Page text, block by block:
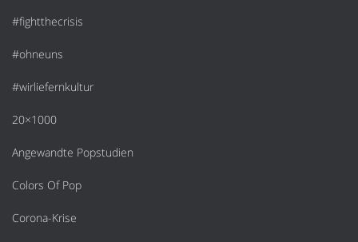
#fightthecrisis
#ohneuns
#wirliefernkultur
20×1000
Angewandte Popstudien
Colors Of Pop
Corona-Krise